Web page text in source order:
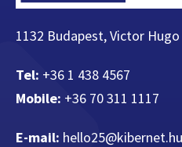
1132 Budapest, Victor Hugo
Tel: +36 1 438 4567
Mobile: +36 70 311 1117
E-mail: hello25@kibernet.hu